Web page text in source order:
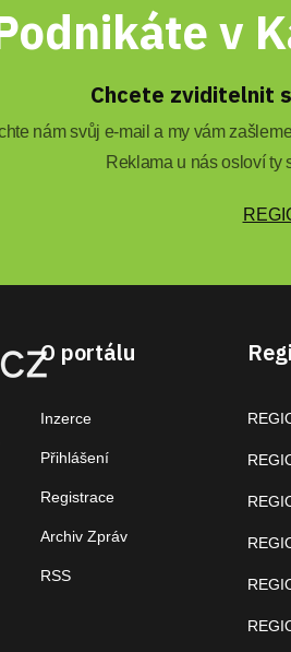
v
Chcete zviditelnit
nám svůj e-mail a my vám
Reklama u nás osloví ty
O portálu
Inzerce
Přihlášení
Registrace
Archiv Zpráv
RSS